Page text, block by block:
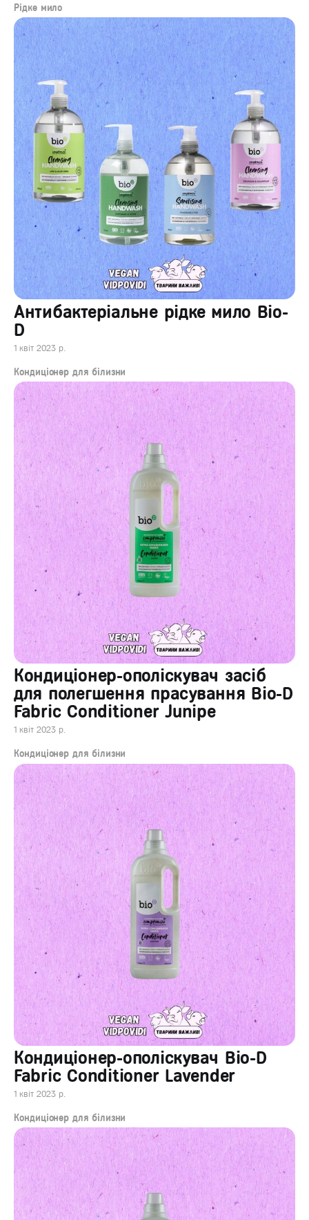
Рідке мило
Антибактеріальне рідке мило Bio-
D
1 квіт 2023 р.
Кондиціонер для білизни
Кондиціонер-ополіскувач засіб
для полегшення прасування Bio-D
Fabric Conditioner Junipe
1 квіт 2023 р.
Кондиціонер для білизни
Кондиціонер-ополіскувач Bio-D
Fabric Conditioner Lavender
1 квіт 2023 р.
Кондиціонер для білизни